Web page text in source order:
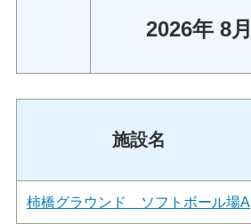
2026年 8月
施設名
柿橋グラウンド ソフトボール場A